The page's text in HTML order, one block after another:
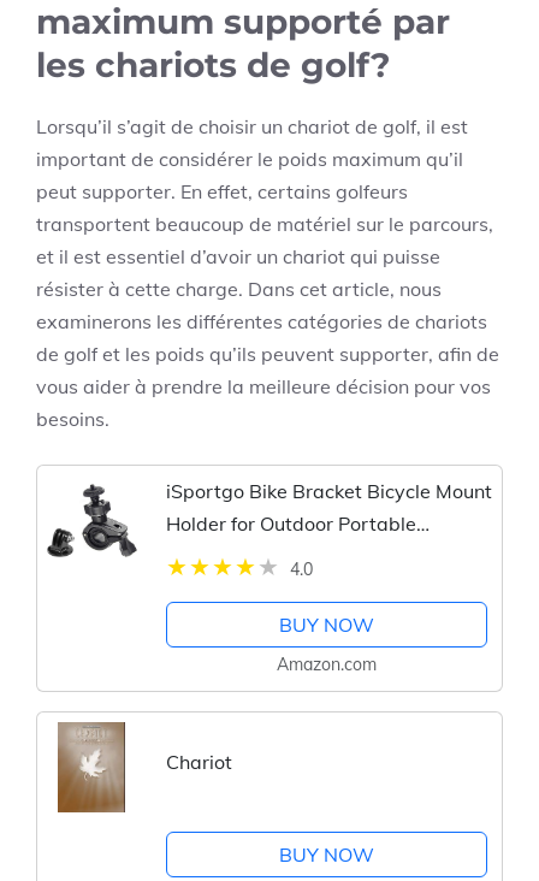
maximum supporté par
les chariots de golf?
Lorsqu’il s’agit de choisir un chariot de golf, il est
important de considérer le poids maximum qu’il
peut supporter. En effet, certains golfeurs
transportent beaucoup de matériel sur le parcours,
et il est essentiel d’avoir un chariot qui puisse
résister à cette charge. Dans cet article, nous
examinerons les différentes catégories de chariots
de golf et les poids qu’ils peuvent supporter, afin de
vous aider à prendre la meilleure décision pour vos
besoins.
iSportgo Bike Bracket Bicycle Mount
Holder for Outdoor Portable
Bluetooth Speakers/GoPro
4.0
BUY NOW
Amazon.com
Chariot
BUY NOW